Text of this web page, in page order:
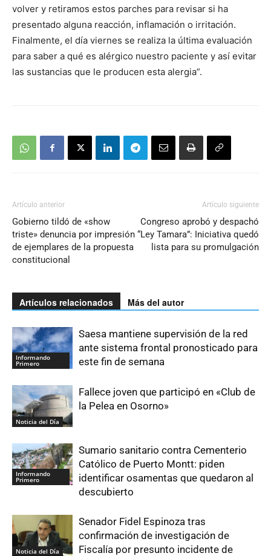
volver y retiramos estos parches para revisar si ha
presentado alguna reacción, inflamación o irritación.
Finalmente, el día viernes se realiza la última evaluación
para saber a qué es alérgico nuestro paciente y así evitar
las sustancias que le producen esta alergia”.
Artículo anterior
Gobierno tildó de «show
triste» denuncia por impresión
de ejemplares de la propuesta
constitucional
Artículo siguiente
Congreso aprobó y despachó
“Ley Tamara”: Iniciativa quedó
lista para su promulgación
Artículos relacionados Más del autor
Informando
Primero
Saesa mantiene supervisión de la red
ante sistema frontal pronosticado para
este fin de semana
Noticia del Día
Fallece joven que participó en «Club de
la Pelea en Osorno»
Informando
Primero
Sumario sanitario contra Cementerio
Católico de Puerto Montt: piden
identificar osamentas que quedaron al
descubierto
Noticia del Día
Senador Fidel Espinoza tras
confirmación de investigación de
Fiscalía por presunto incidente de